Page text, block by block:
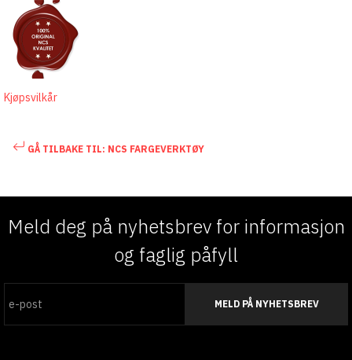
Kjøpsvilkår
GÅ TILBAKE TIL: NCS FARGEVERKTØY
Meld deg på nyhetsbrev for informasjon
og faglig påfyll
MELD PÅ NYHETSBREV